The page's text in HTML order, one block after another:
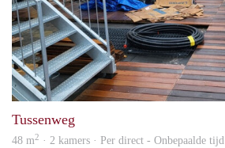
Tussenweg
48 m2 · 2 kamers · Per direct - Onbepaalde tijd